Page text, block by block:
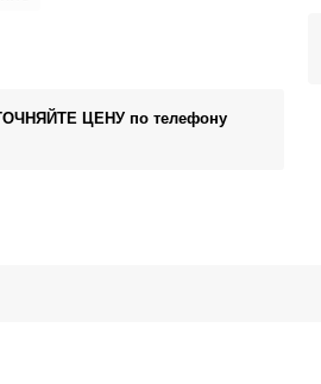
ЦЕНУ по телефону